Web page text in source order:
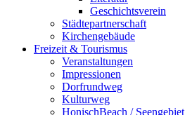
Geschichtsverein
Städtepartnerschaft
Kirchengebäude
Freizeit & Tourismus
Veranstaltungen
Impressionen
Dorfrundweg
Kulturweg
HonischBeach / Seengebiet